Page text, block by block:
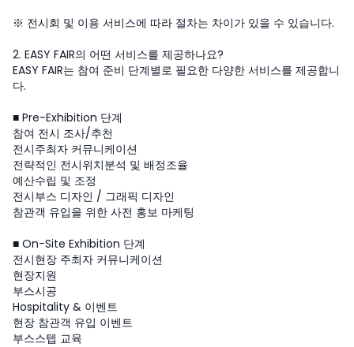
※ 전시회 및 이용 서비스에 따라 절차는 차이가 있을 수 있습니다.
2. EASY FAIR의 어떤 서비스를 제공하나요?
EASY FAIR는 참여 준비 단계별로 필요한 다양한 서비스를 제공합니
다.
■ Pre-Exhibition 단계
참여 전시 조사/추천
전시주최자 커뮤니케이션
전략적인 전시위치분석 및 배정조율
예산수립 및 조정
전시부스 디자인 / 그래픽 디자인
참관객 유입을 위한 사전 홍보 마케팅
■ On-Site Exhibition 단계
전시현장 주최자 커뮤니케이션
현장지원
부스시공
Hospitality & 이벤트
현장 참관객 유입 이벤트
부스스텝 교육